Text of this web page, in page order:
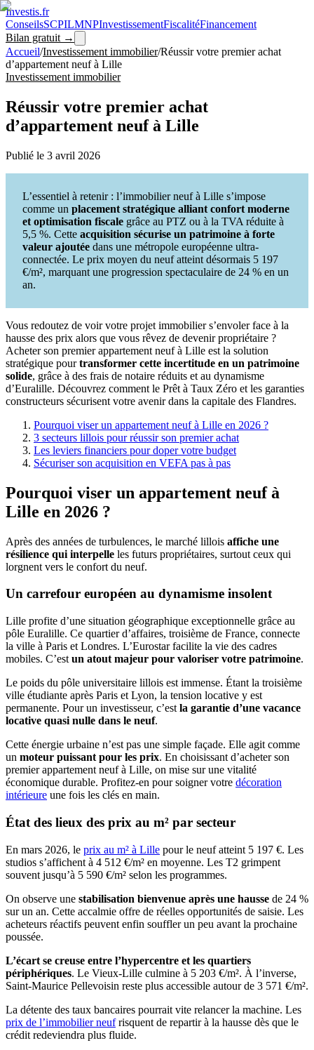
Investis.fr
ConseilsSCPILMNPInvestissementFiscalitéFinancement
Bilan gratuit →
Accueil/Investissement immobilier/Réussir votre premier achat
d’appartement neuf à Lille
Investissement immobilier
Réussir votre premier achat
d’appartement neuf à Lille
Publié le 3 avril 2026
L’essentiel à retenir : l’immobilier neuf à Lille s’impose
comme un placement stratégique alliant confort moderne
et optimisation fiscale grâce au PTZ ou à la TVA réduite à
5,5 %. Cette acquisition sécurise un patrimoine à forte
valeur ajoutée dans une métropole européenne ultra-
connectée. Le prix moyen du neuf atteint désormais 5 197
€/m², marquant une progression spectaculaire de 24 % en un
an.
Vous redoutez de voir votre projet immobilier s’envoler face à la
hausse des prix alors que vous rêvez de devenir propriétaire ?
Acheter son premier appartement neuf à Lille est la solution
stratégique pourtransformer cette incertitude en un patrimoine
solide, grâce à des frais de notaire réduits et au dynamisme
d’Euralille. Découvrez comment le Prêt à Taux Zéro et les garanties
constructeurs sécurisent votre avenir dans la capitale des Flandres.
Pourquoi viser un appartement neuf à Lille en 2026 ?
3 secteurs lillois pour réussir son premier achat
Les leviers financiers pour doper votre budget
Sécuriser son acquisition en VEFA pas à pas
Pourquoi viser un appartement neuf à
Lille en 2026 ?
Après des années de turbulences, le marché lillois affiche une
résilience qui interpelle les futurs propriétaires, surtout ceux qui
lorgnent vers le confort du neuf.
Un carrefour européen au dynamisme insolent
Lille profite d’une situation géographique exceptionnelle grâce au
pôle Euralille. Ce quartier d’affaires, troisième de France, connecte
la ville à Paris et Londres. L’Eurostar facilite la vie des cadres
mobiles. C’est un atout majeur pour valoriser votre patrimoine.
Le poids du pôle universitaire lillois est immense. Étant la troisième
ville étudiante après Paris et Lyon, la tension locative y est
permanente. Pour un investisseur, c’est la garantie d’une vacance
locative quasi nulle dans le neuf.
Cette énergie urbaine n’est pas une simple façade. Elle agit comme
un moteur puissant pour les prix. En choisissant d’acheter son
premier appartement neuf à Lille, on mise sur une vitalité
économique durable. Profitez-en pour soigner votre décoration
intérieure une fois les clés en main.
État des lieux des prix au m² par secteur
En mars 2026, le prix au m² à Lille pour le neuf atteint 5 197 €. Les
studios s’affichent à 4 512 €/m² en moyenne. Les T2 grimpent
souvent jusqu’à 5 590 €/m² selon les programmes.
On observe une stabilisation bienvenue après une hausse de 24 %
sur un an. Cette accalmie offre de réelles opportunités de saisie. Les
acheteurs réactifs peuvent enfin souffler un peu avant la prochaine
poussée.
L’écart se creuse entre l’hypercentre et les quartiers
périphériques. Le Vieux-Lille culmine à 5 203 €/m². À l’inverse,
Saint-Maurice Pellevoisin reste plus accessible autour de 3 571 €/m².
La détente des taux bancaires pourrait vite relancer la machine. Les
prix de l’immobilier neufrisquent de repartir à la hausse dès que le
crédit redeviendra plus fluide.